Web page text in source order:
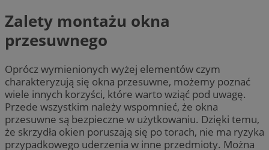
Zalety montażu okna
przesuwnego
Oprócz wymienionych wyżej elementów czym
charakteryzują się okna przesuwne, możemy poznać
wiele innych korzyści, które warto wziąć pod uwagę.
Przede wszystkim należy wspomnieć, że okna
przesuwne są bezpieczne w użytkowaniu. Dzięki temu,
że skrzydła okien poruszają się po torach, nie ma ryzyka
przypadkowego uderzenia w inne przedmioty. Można